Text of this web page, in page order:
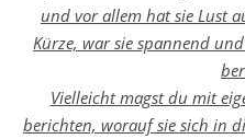
und vor allem hat sie Lust
Kürze, war sie spannend
Vielleicht magst du mit
berichten, worauf sie sich in